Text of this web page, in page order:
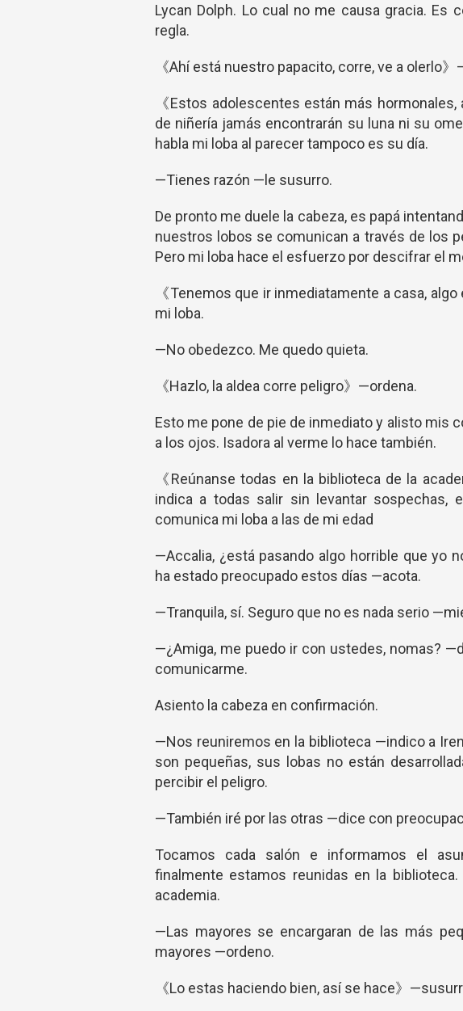
Lycan Dolph. Lo cual no me causa gracia. Es
regla.
《Ahí está nuestro papacito, corre, ve a olerlo
《Estos adolescentes están más
de niñería jamás encontrarán su luna ni su
habla mi loba al parecer tampoco es su día.
—Tienes razón —le susurro.
De pronto me duele la cabeza, es papá
nuestros lobos se comunican a través de los
Pero mi loba hace el esfuerzo por descifrar el
《Tenemos que ir inmediatamente a casa,
mi loba.
—No obedezco. Me quedo quieta.
《Hazlo, la aldea corre peligro》—ordena.
Esto me pone de pie de inmediato y alisto mis
a los ojos. Isadora al verme lo hace también.
《Reúnanse todas en la biblioteca de la
indica a todas salir sin levantar
comunica mi loba a las de mi edad
—Accalia, ¿está pasando algo horrible que yo
ha estado preocupado estos días —acota.
—Tranquila, sí. Seguro que no es nada serio
—¿Amiga, me puedo ir con ustedes, nomas?
comunicarme.
Asiento la cabeza en confirmación.
—Nos reuniremos en la biblioteca —indico a
son pequeñas, sus lobas no están
percibir el peligro.
—También iré por las otras —dice con
Tocamos cada salón e informamos el
finalmente estamos reunidas en la
academia.
—Las mayores se encargaran de las más
mayores —ordeno.
《Lo estas haciendo bien, así se hace》